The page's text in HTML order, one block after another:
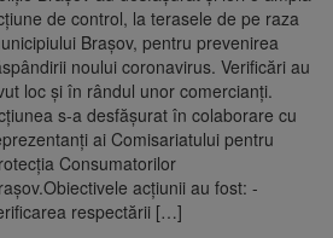
de control, la terasele de pe raza
Brașov, pentru prevenirea
noului coronavirus. Verificări au
loc și în rândul unor comercianți.
s-a desfășurat în colaborare cu
ai Comisariatului pentru
Consumatorilor
acțiunii au fost: -
respectării […]